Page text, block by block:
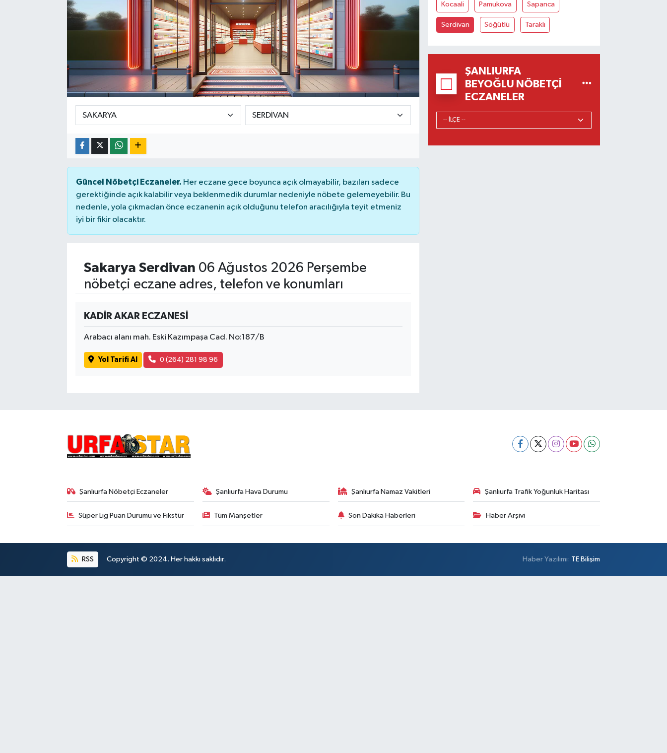
Güncel Nöbetçi Eczaneler. Her eczane gece boyunca açık olmayabilir, bazıları sadece
gerektiğinde açık kalabilir veya beklenmedik durumlar nedeniyle nöbete gelemeyebilir. Bu
nedenle, yola çıkmadan önce eczanenin açık olduğunu telefon aracılığıyla teyit etmeniz
iyi bir fikir olacaktır.
Sakarya Serdivan 06 Ağustos 2026 Perşembe
nöbetçi eczane adres, telefon ve konumları
KADİR AKAR ECZANESİ
Arabacı alanı mah. Eski Kazımpaşa Cad. No:187/B
Yol Tarifi Al 0 (264) 281 98 96
Kocaali Pamukova Sapanca
Serdivan Söğütlü Taraklı
ŞANLIURFA
BEYOĞLU NÖBETÇI
ECZANELER
Şanlıurfa Nöbetçi Eczaneler Şanlıurfa Hava Durumu Şanlıurfa Namaz Vakitleri Şanlıurfa Trafik Yoğunluk Haritası
Süper Lig Puan Durumu ve Fikstür Tüm Manşetler Son Dakika Haberleri Haber Arşivi
RSS Copyright © 2024. Her hakkı saklıdır. Haber Yazılımı: TE Bilişim